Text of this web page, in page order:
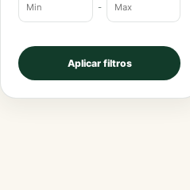
-
Aplicar filtros